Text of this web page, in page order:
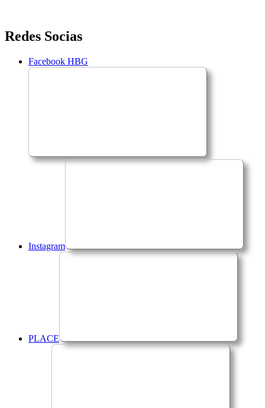
Saltar
para
conteúdo
Redes Socias
Facebook HBG
Instagram
PLACE